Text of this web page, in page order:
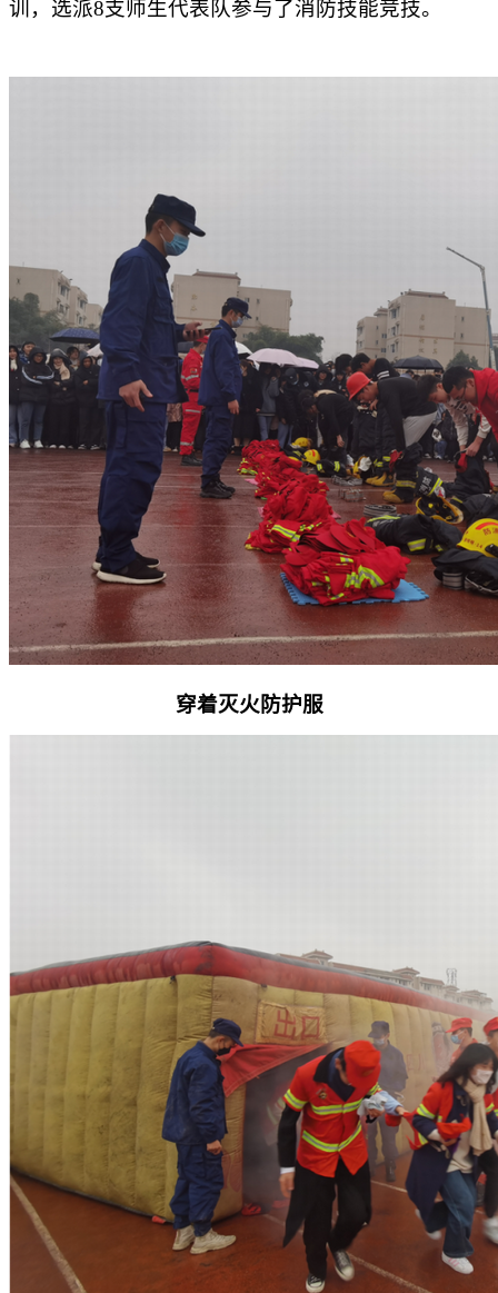
训， 选派8支师生代表队参与了消防技能竞技。
穿着灭火防护服